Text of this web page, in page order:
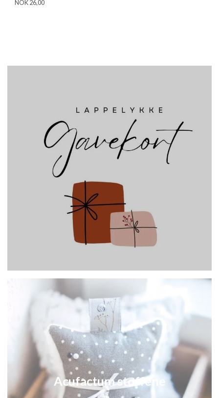
Acufactum stoffene
NOK 26,00